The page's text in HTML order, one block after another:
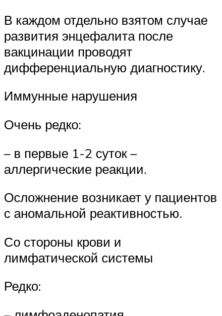
В каждом отдельно взятом случае
развития энцефалита после
вакцинации проводят
дифференциальную диагностику.
Иммунные нарушения
Очень редко:
– в первые 1-2 суток –
аллергические реакции.
Осложнение возникает у пациентов
с аномальной реактивностью.
Со стороны крови и
лимфатической системы
Редко: